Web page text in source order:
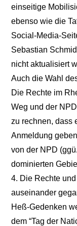
einseitige
ebenso wie die
Social-Media-
Sebastian
nicht aktualisiert
Auch die Wahl
Die Rechte im
Weg und der
zu rechnen, dass
Anmeldung
von der NPD
dominierten
4. Die Rechte
auseinander
Heß-Gedenken
dem “Tag der